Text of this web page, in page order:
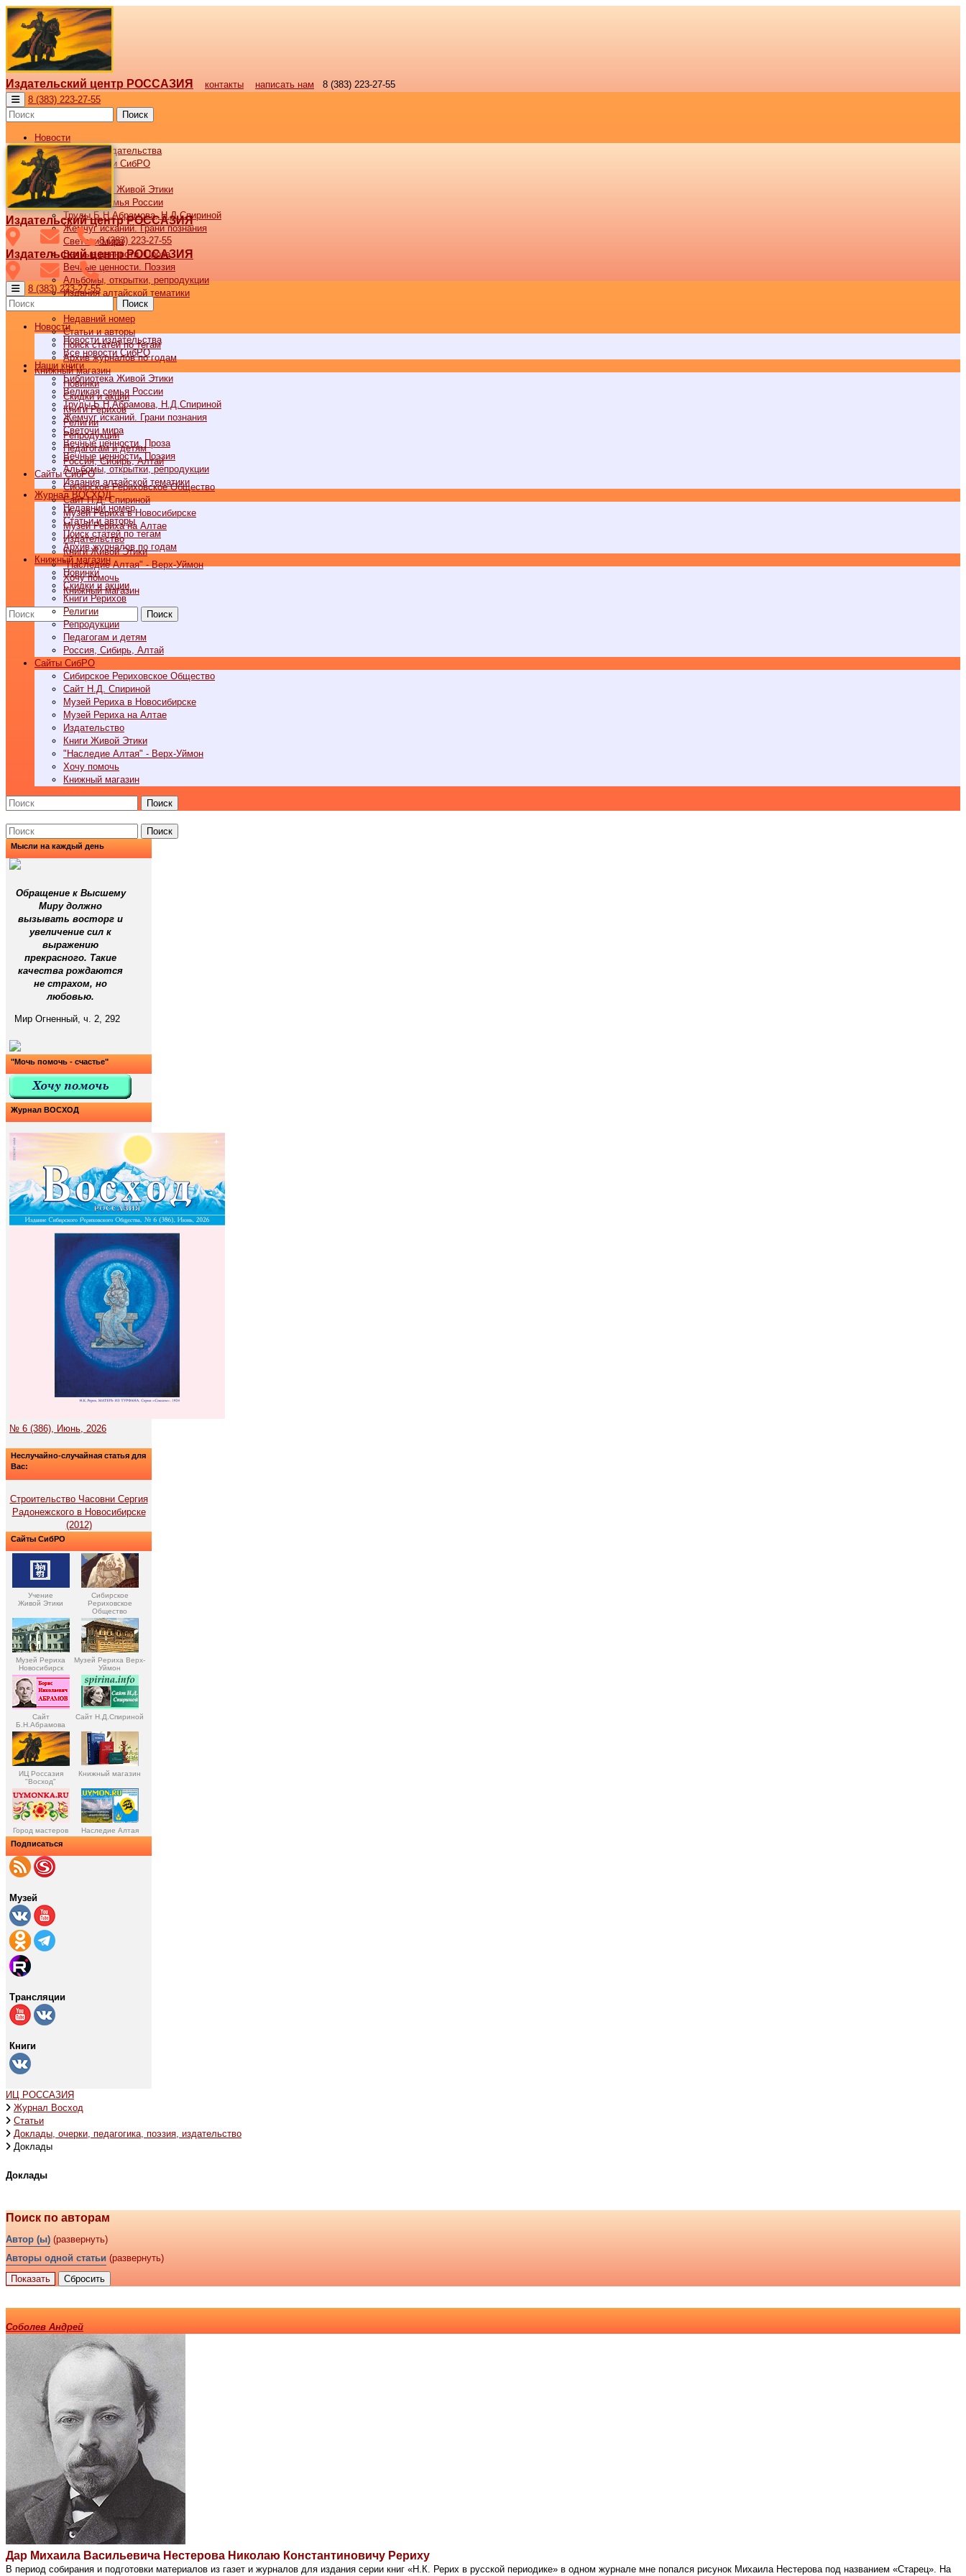
Издательский центр РОССАЗИЯ контакты написать нам
8 (383) 223-27-55
8 (383) 223-27-55
Поиск
Новости
Новости издательства
Все новости СибРО
Наши книги
Библиотека Живой Этики
Великая семья России
Труды Б.Н.Абрамова, Н.Д.Спириной
Жемчуг исканий. Грани познания
Светочи мира
Вечные ценности. Проза
Вечные ценности. Поэзия
Альбомы, открытки, репродукции
Издания алтайской тематики
Недавний номер
Статьи и авторы
Поиск статей по тегам
Архив журналов по годам
Книжный магазин
Новинки
Скидки и акции
Книги Рерихов
Религии
Репродукции
Педагогам и детям
Россия, Сибирь, Алтай
Cайты СибРО
Сибирское Рериховское Общество
Сайт Н.Д. Спириной
Музей Рериха в Новосибирске
Музей Рериха на Алтае
Издательство
Книги Живой Этики
"Наследие Алтая" - Верх-Уймон
Хочу помочь
Книжный магазин
Поиск
Издательский центр РОССАЗИЯ
8 (383) 223-27-55
Издательский центр РОССАЗИЯ
8 (383) 223-27-55
Поиск
Новости
Новости издательства
Все новости СибРО
Наши книги
Библиотека Живой Этики
Великая семья России
Труды Б.Н.Абрамова, Н.Д.Спириной
Жемчуг исканий. Грани познания
Светочи мира
Вечные ценности. Проза
Вечные ценности. Поэзия
Альбомы, открытки, репродукции
Издания алтайской тематики
Журнал ВОСХОД
Недавний номер
Статьи и авторы
Поиск статей по тегам
Архив журналов по годам
Книжный магазин
Новинки
Скидки и акции
Книги Рерихов
Религии
Репродукции
Педагогам и детям
Россия, Сибирь, Алтай
Cайты СибРО
Сибирское Рериховское Общество
Сайт Н.Д. Спириной
Музей Рериха в Новосибирске
Музей Рериха на Алтае
Издательство
Книги Живой Этики
"Наследие Алтая" - Верх-Уймон
Хочу помочь
Книжный магазин
Поиск
Поиск
Мысли на каждый день
Обращение к Высшему
Миру должно
вызывать восторг и
увеличение сил к
выражению
прекрасного. Такие
качества рождаются
не страхом, но
любовью.
Мир Огненный, ч. 2, 292
"Мочь помочь - счастье"
Журнал ВОСХОД
№ 6 (386), Июнь, 2026
Неслучайно-случайная статья для
Вас:
Строительство Часовни Сергия
Радонежского в Новосибирске
(2012)
Сайты СибРО
Учение
Живой Этики
Сибирское
Рериховское
Общество
Музей Рериха
Новосибирск
Музей Рериха Верх-
Уймон
Сайт
Б.Н.Абрамова
Сайт Н.Д.Спириной
ИЦ Россазия
"Восход"
Книжный магазин
Город мастеров Наследие Алтая
Подписаться
Музей
Трансляции
Книги
ИЦ РОССАЗИЯ
Журнал Восход
Статьи
Доклады, очерки, педагогика, поэзия, издательство
Доклады
Доклады
Поиск по авторам
Автор (ы) (развернуть)
Авторы одной статьи (развернуть)
Соболев Андрей
Дар Михаила Васильевича Нестерова Николаю Константиновичу Рериху
В период собирания и подготовки материалов из газет и журналов для издания серии книг «Н.К. Рерих в русской периодике» в одном журнале мне попался рисунок Михаила Нестерова под названием «Старец». На